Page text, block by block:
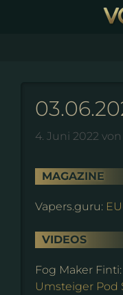
4. Juni 2022 von
MAGAZINE
Vapers.guru:
VIDEOS
Fog Maker Finti:
Umsteiger Pod